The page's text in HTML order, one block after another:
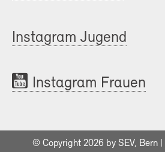
Instagram Jugend
Instagram Frauen
© Copyright 2026 by SEV, Bern |